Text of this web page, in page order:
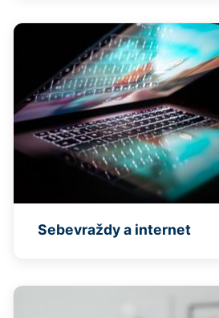
Sebevraždy a internet